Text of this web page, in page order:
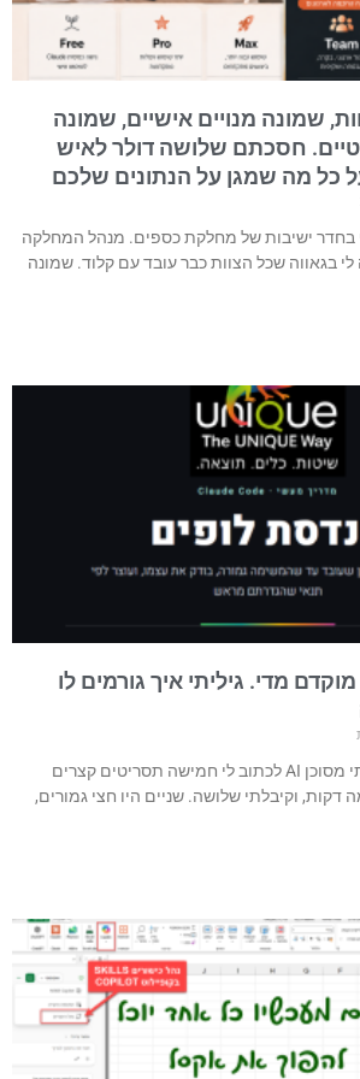
שמונה מנויים אישיים, שמונה
חסכתם שלושה דולר לאיש
כל מה שמגן על הנתונים שלכם
בחדר ישיבות של מחלקת כספים. מנהל המחלקה
בגאווה שכל הצוות כבר עובד עם קלוד. שמונה
מדי. גיליתי איך גורמים לו
לפני כמה שבועות ביקשתי מסוכן AI לכתוב לי חמישה תסריטים קצרים
וקיבלתי שלושה. שניים היו חצי גמורים,